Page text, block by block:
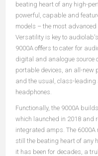
beating heart of any high-
powerful, capable and
models – the most
Versatility is key to
9000A oﬀers to cater for
digital and analogue source
portable devices, an all-new
and the usual, class-
headphones.
Functionally, the 9000A
which launched in 2018 and
integrated amps. The
still the beating heart of any
it has been for decades, a